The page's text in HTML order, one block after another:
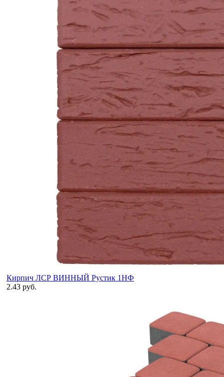
Кирпич ЛСР ВИННЫЙ Рустик 1НФ
2.43 руб.